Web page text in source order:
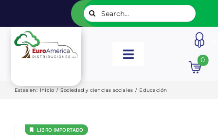
contenido
Buscar:
Toggle
INICIO
0
Estas en: Inicio / Sociedad y ciencias sociales / Educación
LIBRO IMPORTADO